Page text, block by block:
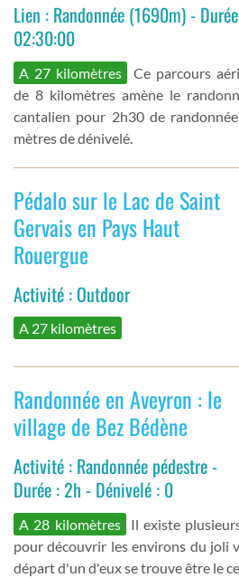
Lien : Randonnée (1690m) -
02:30:00
A 27 kilomètres
Ce parcours
de 8 kilomètres amène le
cantalien pour 2h30 de
mètres de dénivelé.
Pédalo sur le Lac de Saint
Gervais en Pays Haut
Rouergue
Activité : Outdoor
A 27 kilomètres
Randonnée en Aveyron : le
village de Bez Bédène
Activité : Randonnée pédestre -
Durée : 2h - Dénivelé : 0
A 28 kilomètres
Il existe
pour découvrir les environs du joli
départ d'un d'eux se trouve être le